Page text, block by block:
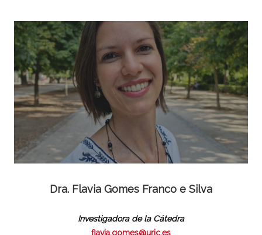
Dra. Flavia Gomes Franco e Silva
Investigadora de la Cátedra
flavia.gomes@urjc.es